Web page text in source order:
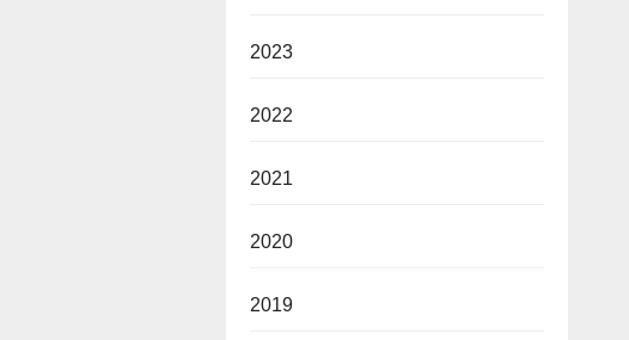
2023
2022
2021
2020
2019